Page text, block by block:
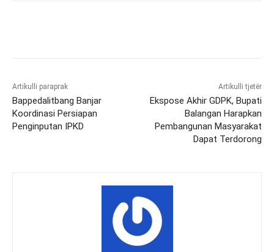
Artikulli paraprak
Bappedalitbang Banjar
Koordinasi Persiapan
Penginputan IPKD
Artikulli tjetër
Ekspose Akhir GDPK, Bupati
Balangan Harapkan
Pembangunan Masyarakat
Dapat Terdorong